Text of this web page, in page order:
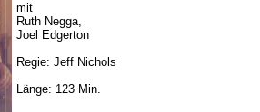
mit
Ruth Negga,
Joel Edgerton
Regie: Jeff Nichols
Länge: 123 Min.